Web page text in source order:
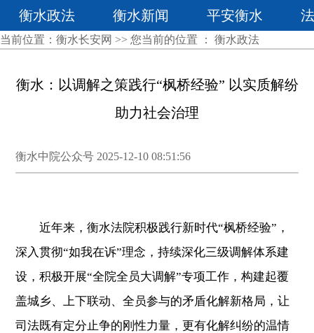
衡水政法 衡水新闻 平安衡水
当前位置： 衡水长安网 >> 您当前的位置 ： 衡水政法
衡水：以调解之策践行“枫桥经验” 以实质解纷
助力社会治理
衡水中院公众号 2025-12-10 08:51:56
近年来，衡水法院积极践行新时代“枫桥经验”，
深入贯彻“如我在诉”理念，持续深化三级调解体系建
设，积极开展“全院全员大调解”专项工作，构建起覆
盖城乡、上下联动、全员参与的矛盾化解新格局，让
司法既有定分止争的刚性力量，更有化解纠纷的温情